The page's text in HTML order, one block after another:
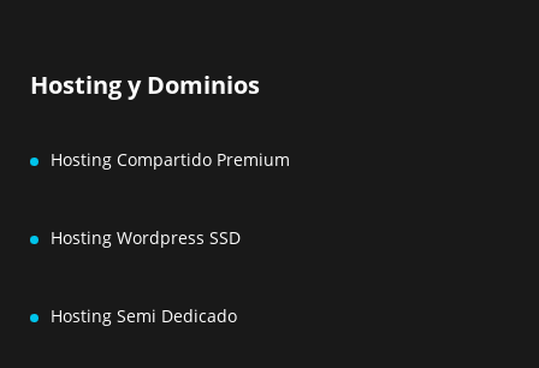
Hosting y Dominios
Hosting Compartido Premium
Hosting Wordpress SSD
Hosting Semi Dedicado